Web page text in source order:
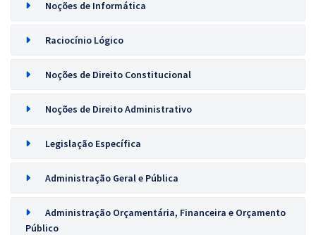
Noções de Informática
Raciocínio Lógico
Noções de Direito Constitucional
Noções de Direito Administrativo
Legislação Específica
Administração Geral e Pública
Administração Orçamentária, Financeira e Orçamento
Público